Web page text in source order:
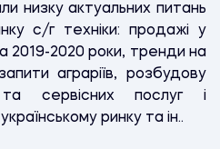
низку актуальних питань
с/г техніки: продажі у
2019-2020 роки, тренди на
аграріїв, розбудову
сервісних послуг і
ринку та ін..